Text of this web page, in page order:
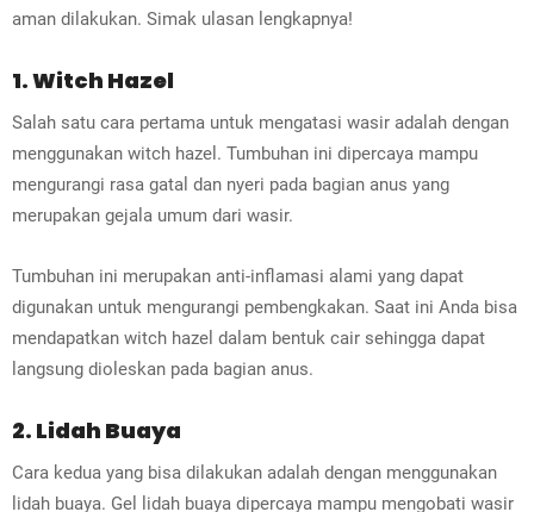
aman dilakukan. Simak ulasan lengkapnya!
1. Witch Hazel
Salah satu cara pertama untuk mengatasi wasir adalah dengan
menggunakan witch hazel. Tumbuhan ini dipercaya mampu
mengurangi rasa gatal dan nyeri pada bagian anus yang
merupakan gejala umum dari wasir.
Tumbuhan ini merupakan anti-inflamasi alami yang dapat
digunakan untuk mengurangi pembengkakan. Saat ini Anda bisa
mendapatkan witch hazel dalam bentuk cair sehingga dapat
langsung dioleskan pada bagian anus.
2. Lidah Buaya
Cara kedua yang bisa dilakukan adalah dengan menggunakan
lidah buaya. Gel lidah buaya dipercaya mampu mengobati wasir